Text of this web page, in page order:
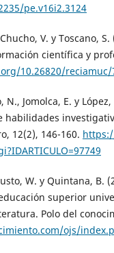
pe.v16i2.3124
V. y Toscano,
científica y
10.26820/reciamuc/
N., Jomolca, E. y
habilidades
12(2), 146-160.
W. y Quintana, B.
superior
Polo del
ojs/